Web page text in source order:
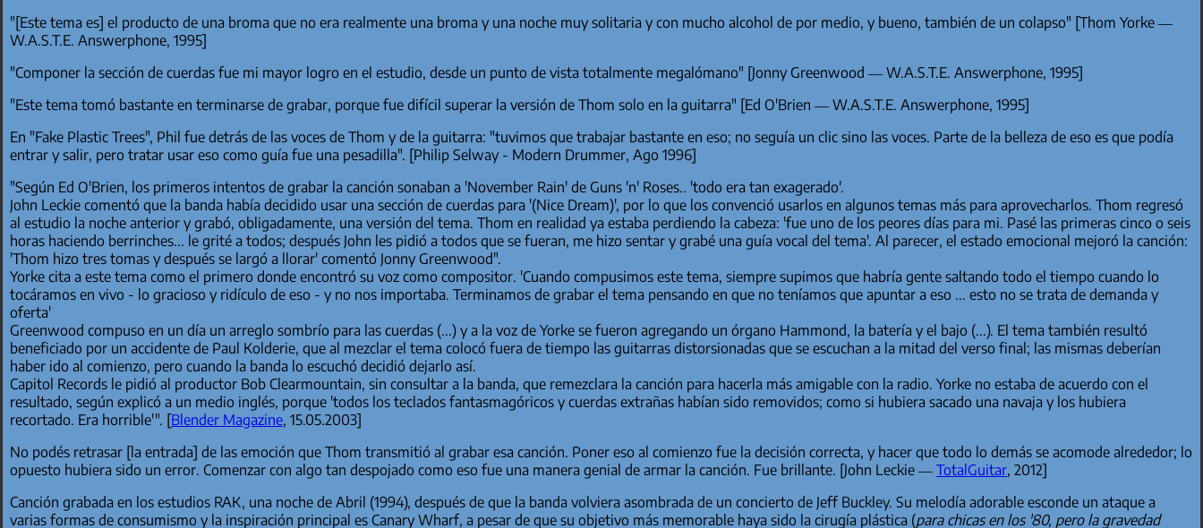
"[Este tema es] el producto de una broma que no era realmente una broma y una noche muy solitaria y con mucho alcohol de por medio, y bueno, también de un colapso" [Thom Yorke —
W.A.S.T.E. Answerphone, 1995]
"Componer la sección de cuerdas fue mi mayor logro en el estudio, desde un punto de vista totalmente megalómano" [Jonny Greenwood — W.A.S.T.E. Answerphone, 1995]
"Este tema tomó bastante en terminarse de grabar, porque fue difícil superar la versión de Thom solo en la guitarra" [Ed O'Brien — W.A.S.T.E. Answerphone, 1995]
En "Fake Plastic Trees", Phil fue detrás de las voces de Thom y de la guitarra: "tuvimos que trabajar bastante en eso; no seguía un clic sino las voces. Parte de la belleza de eso es que podía
entrar y salir, pero tratar usar eso como guía fue una pesadilla". [Philip Selway - Modern Drummer, Ago 1996]
"Según Ed O'Brien, los primeros intentos de grabar la canción sonaban a 'November Rain' de Guns 'n' Roses.. 'todo era tan exagerado'.
John Leckie comentó que la banda había decidido usar una sección de cuerdas para '(Nice Dream)', por lo que los convenció usarlos en algunos temas más para aprovecharlos. Thom regresó
al estudio la noche anterior y grabó, obligadamente, una versión del tema. Thom en realidad ya estaba perdiendo la cabeza: 'fue uno de los peores días para mi. Pasé las primeras cinco o seis
horas haciendo berrinches... le grité a todos; después John les pidió a todos que se fueran, me hizo sentar y grabé una guía vocal del tema'. Al parecer, el estado emocional mejoró la canción:
'Thom hizo tres tomas y después se largó a llorar' comentó Jonny Greenwood".
Yorke cita a este tema como el primero donde encontró su voz como compositor. 'Cuando compusimos este tema, siempre supimos que habría gente saltando todo el tiempo cuando lo
tocáramos en vivo - lo gracioso y ridículo de eso - y no nos importaba. Terminamos de grabar el tema pensando en que no teníamos que apuntar a eso ... esto no se trata de demanda y
oferta'
Greenwood compuso en un día un arreglo sombrío para las cuerdas (...) y a la voz de Yorke se fueron agregando un órgano Hammond, la batería y el bajo (...). El tema también resultó
beneficiado por un accidente de Paul Kolderie, que al mezclar el tema colocó fuera de tiempo las guitarras distorsionadas que se escuchan a la mitad del verso final; las mismas deberían
haber ido al comienzo, pero cuando la banda lo escuchó decidió dejarlo así.
Capitol Records le pidió al productor Bob Clearmountain, sin consultar a la banda, que remezclara la canción para hacerla más amigable con la radio. Yorke no estaba de acuerdo con el
resultado, según explicó a un medio inglés, porque 'todos los teclados fantasmagóricos y cuerdas extrañas habían sido removidos; como si hubiera sacado una navaja y los hubiera
recortado. Era horrible'". [Blender Magazine, 15.05.2003]
No podés retrasar [la entrada] de las emoción que Thom transmitió al grabar esa canción. Poner eso al comienzo fue la decisión correcta, y hacer que todo lo demás se acomode alrededor; lo
opuesto hubiera sido un error. Comenzar con algo tan despojado como eso fue una manera genial de armar la canción. Fue brillante. [John Leckie —TotalGuitar, 2012]
Canción grabada en los estudios RAK, una noche de Abril (1994), después de que la banda volviera asombrada de un concierto de Jeff Buckley. Su melodía adorable esconde un ataque a
varias formas de consumismo y la inspiración principal es Canary Wharf, a pesar de que su objetivo más memorable haya sido la cirugía plástica (para chicas en los '80, pero la gravedad